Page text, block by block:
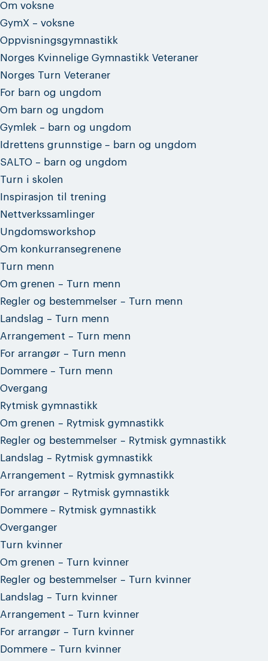
Om voksne
GymX – voksne
Oppvisningsgymnastikk
Norges Kvinnelige Gymnastikk Veteraner
Norges Turn Veteraner
For barn og ungdom
Om barn og ungdom
Gymlek – barn og ungdom
Idrettens grunnstige – barn og ungdom
SALTO – barn og ungdom
Turn i skolen
Inspirasjon til trening
Nettverkssamlinger
Ungdomsworkshop
Om konkurransegrenene
Turn menn
Om grenen – Turn menn
Regler og bestemmelser – Turn menn
Landslag – Turn menn
Arrangement – Turn menn
For arrangør – Turn menn
Dommere – Turn menn
Overgang
Rytmisk gymnastikk
Om grenen – Rytmisk gymnastikk
Regler og bestemmelser – Rytmisk gymnastikk
Landslag – Rytmisk gymnastikk
Arrangement – Rytmisk gymnastikk
For arrangør – Rytmisk gymnastikk
Dommere – Rytmisk gymnastikk
Overganger
Turn kvinner
Om grenen – Turn kvinner
Regler og bestemmelser – Turn kvinner
Landslag – Turn kvinner
Arrangement – Turn kvinner
For arrangør – Turn kvinner
Dommere – Turn kvinner